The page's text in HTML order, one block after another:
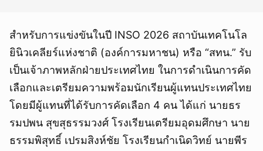
สำหรับการแข่งขันในปี INSO 2026 สถาบันเทคโนโล
ยินิวเคลียร์แห่งชาติ (องค์การมหาชน) หรือ “สทน.” รับ
เป็นเจ้าภาพหลักฝ่ายประเทศไทย ในการดำเนินการคัด
เลือกและเตรียมความพร้อมนักเรียนผู้แทนประเทศไทย
โดยมีผู้แทนที่ได้รับการคัดเลือก 4 คน ได้แก่ นายธร
รมปพน สุขสุธรรมวงศ์ โรงเรียนเตรียมอุดมศึกษา นาย
ธรรมพิสุทธิ์ เปรมสิงห์ชัย โรงเรียนกำเนิดวิทย์ นายพีร